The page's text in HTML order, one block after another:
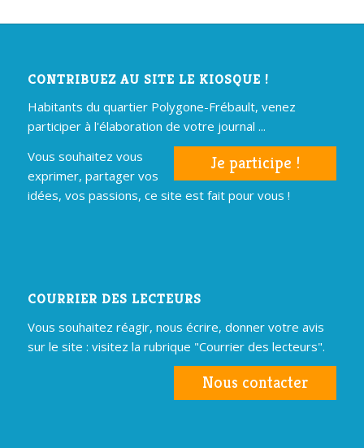
CONTRIBUEZ AU SITE LE KIOSQUE !
Habitants du quartier Polygone-Frébault, venez
participer à l'élaboration de votre journal ...
Je participe !
Vous souhaitez vous
exprimer, partager vos
idées, vos passions, ce site est fait pour vous !
COURRIER DES LECTEURS
Vous souhaitez réagir, nous écrire, donner votre avis
sur le site : visitez la rubrique "Courrier des lecteurs".
Nous contacter